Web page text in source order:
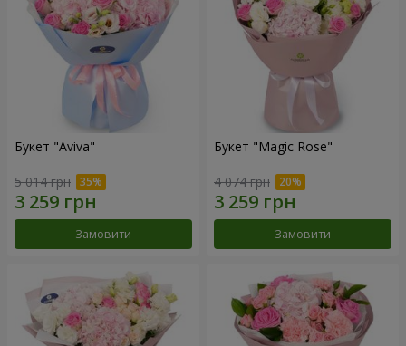
Букет "Aviva"
5 014 грн
Замовити
Букет "Magic Rose"
4 074 грн
Замовити